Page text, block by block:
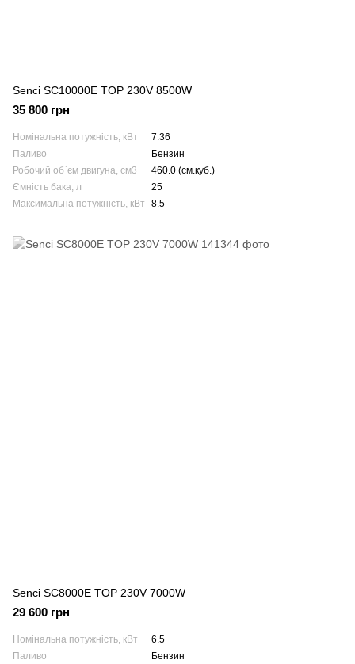
Senci SC10000E TOP 230V 8500W
35 800 грн
Номінальна потужність, кВт
7.36
Паливо
Бензин
Робочий об`єм двигуна, см3
460.0 (см.куб.)
Ємність бака, л
25
Максимальна потужність, кВт
8.5
Senci SC8000E TOP 230V 7000W
29 600 грн
Номінальна потужність, кВт
6.5
Паливо
Бензин